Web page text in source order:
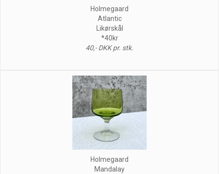
Holmegaard
Atlantic
Likørskål
*40kr
40,- DKK pr. stk.
Holmegaard
Mandalay